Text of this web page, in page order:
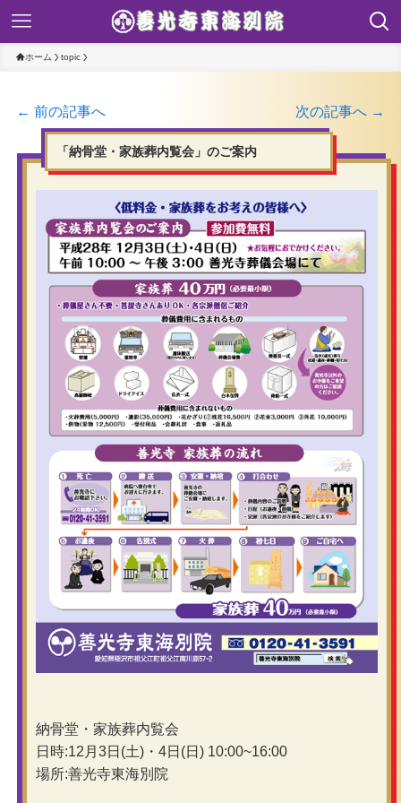
ホーム topic
← 前の記事へ 次の記事へ →
「納骨堂・家族葬内覧会」のご案内
納骨堂・家族葬内覧会
日時:12月3日(土)・4日(日) 10:00~16:00
場所:善光寺東海別院